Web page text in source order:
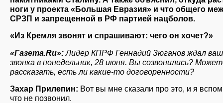
ноги у проекта «Большая Евразия» и что общего
СРЗП и запрещенной в РФ партией нацболов.
«Из Кремля звонят и спрашивают: чего он хочет?»
«Газета.Ru»: Лидер КПРФ Геннадий Зюганов ждал
звонка в понедельник, 28 июня. Вы созвонились?
рассказать, есть ли какие-то договоренности?
Захар Прилепин: Вот вы мне сказали про это, и я
что не позвонил.